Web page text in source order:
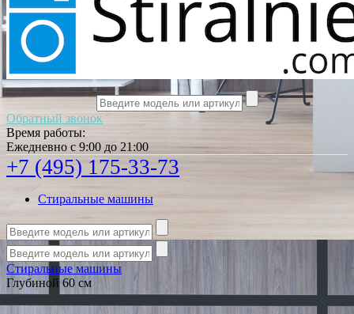
Обратный звонок
Время работы:
Ежедневно с 9:00 до 21:00
+7 (495) 175-33-73
Стиральные машины
Стиральные машины
Глубиной 60 см